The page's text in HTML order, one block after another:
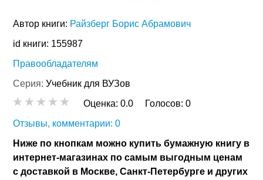
Автор книги: Райзберг Борис Абрамович
id книги: 155987
Правообладателям
Серия:Учебник для ВУЗов
Оценка:0.0 Голосов:0
Отзывы, комментарии: 0
Ниже по кнопкам можно купить бумажную книгу в
интернет-магазинах по самым выгодным ценам
с доставкой в Москве, Санкт-Петербурге и других